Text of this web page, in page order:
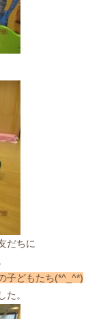
だちに
子どもたち(*^_^*)
。